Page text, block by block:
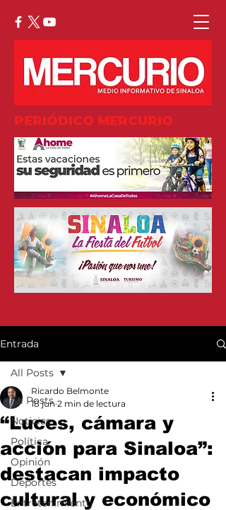
PERIÓDICO MERCURIO
Entrada
All Posts
Noticias
Política
Opinión
Deportes
Entretenimiento
All Posts
“Luces, cámara y
acción para Sinaloa”:
destacan impacto
cultural y económico
Ricardo Belmonte
18 jun 2 min de lectura